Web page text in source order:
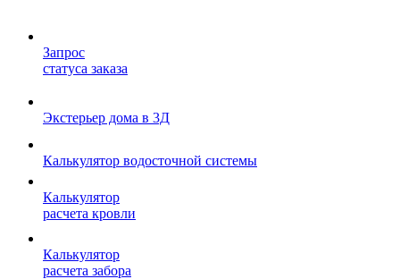
Запрос
статуса заказа
Экстерьер дома в 3Д
Калькулятор водосточной системы
Калькулятор
расчета кровли
Калькулятор
расчета забора